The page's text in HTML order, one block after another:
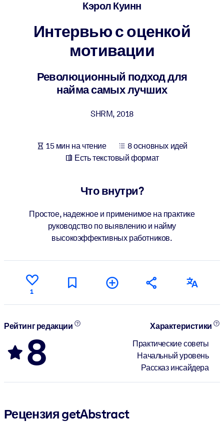
ПО СИСТЕМАМ
лучших результатов обучения.
Для корпоративных библиотек
использованию бизнес-знаниями.
Используйте надежные структурированные знания для
Кэрол Куинн
Интервью с оценкой
мотивации
Революционный подход для
найма самых лучших
SHRM, 2018
15 мин на чтение
8 основных идей
Есть текстовый формат
Что внутри?
Простое, надежное и применимое на практике
руководство по выявлению и найму
высокоэффективных работников.
1
Рейтинг редакции
8
Характеристики
Практические советы
Начальный уровень
Рассказ инсайдера
Рецензия getAbstract